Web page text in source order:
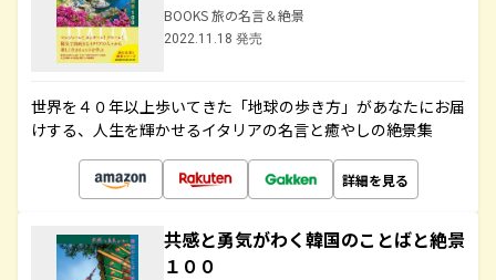
BOOKS 旅の名言＆絶景
2022.11.18 発売
世界を４０年以上歩いてきた「地球の歩き方」があなたにお届
けする、人生を輝かせるイタリアの名言と癒やしの絶景集
詳細を見る
共感と勇気がわく韓国のことばと絶景
１００